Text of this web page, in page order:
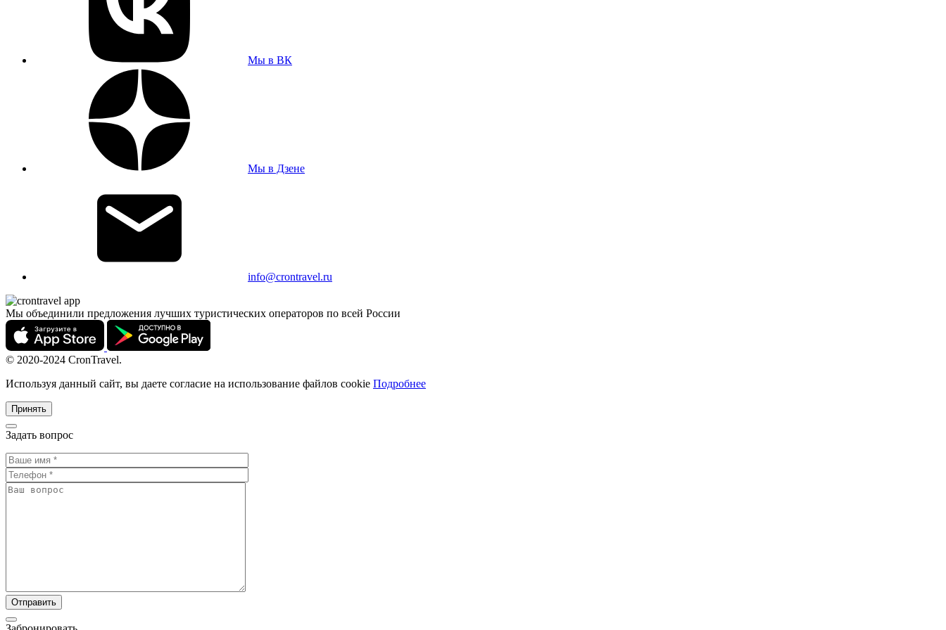
Мы в ВК
Мы в Дзене
info@crontravel.ru
Мы объединили предложения лучших туристических операторов по всей России
© 2020-2024 CronTravel.
Используя данный сайт, вы даете согласие на использование файлов cookie Подробнее
Принять
Задать вопрос